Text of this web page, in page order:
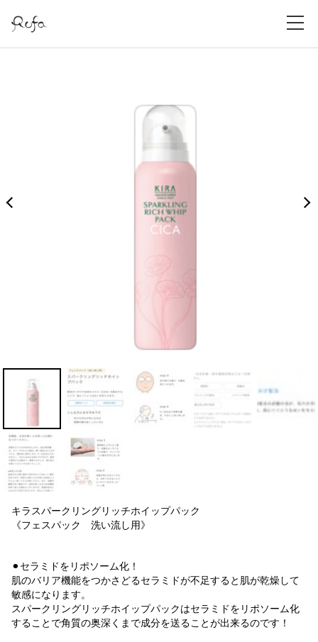
キラスパークリングリッチホイップパック
《フェスパック 洗い流し用》
⚫︎セラミドをリポソーム化！
肌のバリア機能をつかさどるセラミドが不足すると肌が乾燥して
敏感になります。
スパークリングリッチホイップパックはセラミドをリポソーム化
することで角質の奥深くまで成分を送ることが出来るのです！